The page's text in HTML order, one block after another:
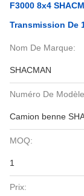
F3000 8x4
Transmission De
Nom De Marque:
SHACMAN
Numéro De
Camion benne
MOQ:
1
Prix: